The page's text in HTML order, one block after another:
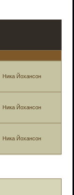
Ника Йохансон
Ника Йохансон
Ника Йохансон